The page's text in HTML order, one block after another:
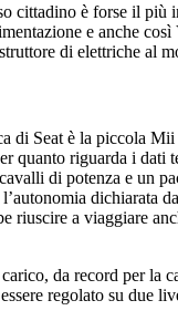
cittadino è forse il più
e anche
di elettriche al
di Seat è la piccola
quanto riguarda i dati
di potenza e un
dichiarata
riuscire a viaggiare
da record per la
regolato su due